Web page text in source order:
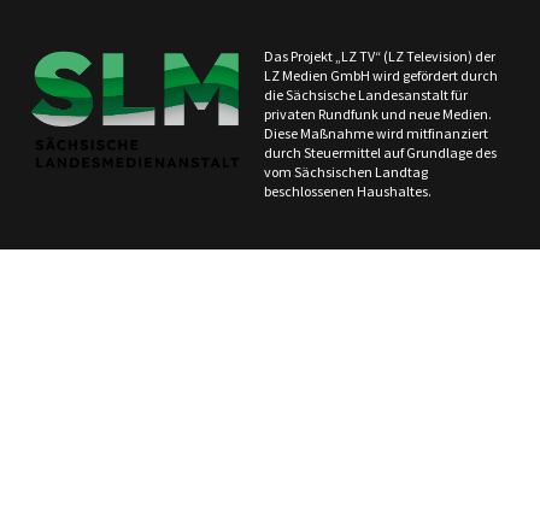
Das Projekt „LZ TV“ (LZ Television) der
LZ Medien GmbH wird gefördert durch
die Sächsische Landesanstalt für
privaten Rundfunk und neue Medien.
Diese Maßnahme wird mitfinanziert
durch Steuermittel auf Grundlage des
vom Sächsischen Landtag
beschlossenen Haushaltes.